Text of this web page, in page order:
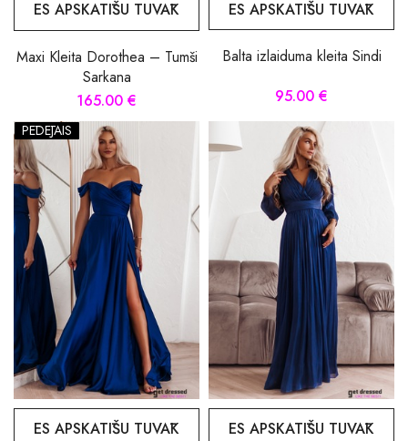
ES APSKATĪŠU TUVĀK
Maxi Kleita Dorothea – Tumši
Sarkana
165.00 €
ES APSKATĪŠU TUVĀK
Balta izlaiduma kleita Sindi
95.00 €
PĒDĒJAIS
ES APSKATĪŠU TUVĀK ES APSKATĪŠU TUVĀK